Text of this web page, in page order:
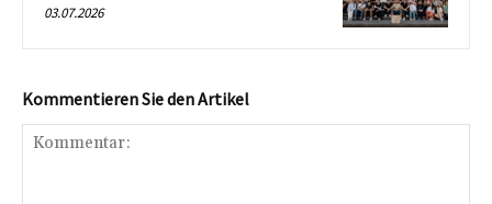
03.07.2026
Kommentieren Sie den Artikel